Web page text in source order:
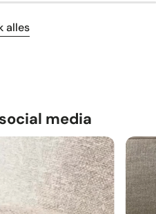
alles
media